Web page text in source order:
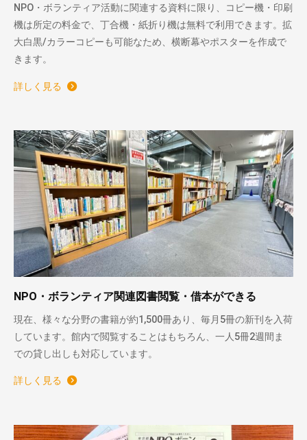
NPO・ボランティア活動に関連する資料に限り、コピー機・印刷
機は所定の料金で、丁合機・紙折り機は無料で利用できます。拡
大白黒/カラーコピーも可能なため、横断幕やポスターを作成で
きます。
詳しく見る
NPO・ボランティア関連図書閲覧・借本ができる
現在、様々な分野の書籍が約1,500冊あり、毎月5冊の新刊を入荷
しています。館内で閲覧することはもちろん、一人5冊2週間ま
での貸し出しも対応しています。
詳しく見る